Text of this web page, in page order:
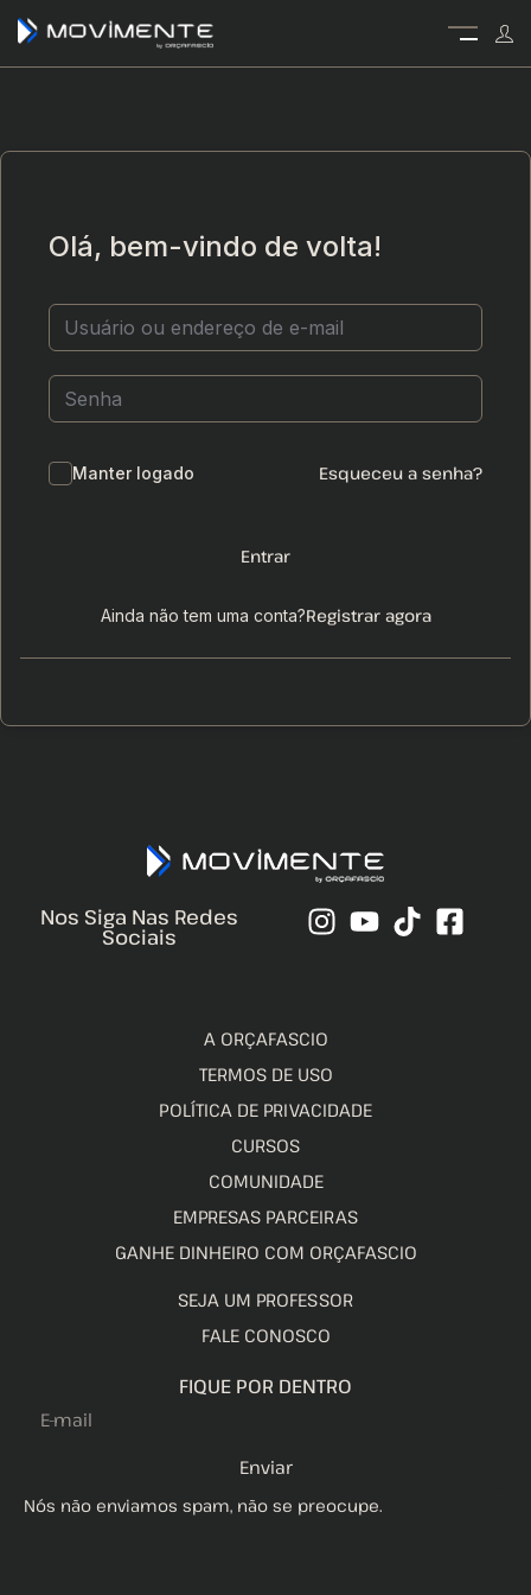
Olá, bem-vindo de volta!
Manter logado Esqueceu a senha?
Entrar
Ainda não tem uma conta?Registrar agora
Nos Siga Nas Redes
Sociais
A ORÇAFASCIO
TERMOS DE USO
POLÍTICA DE PRIVACIDADE
CURSOS
COMUNIDADE
EMPRESAS PARCEIRAS
GANHE DINHEIRO COM ORÇAFASCIO
SEJA UM PROFESSOR
FALE CONOSCO
FIQUE POR DENTRO
Enviar
Nós não enviamos spam, não se preocupe.